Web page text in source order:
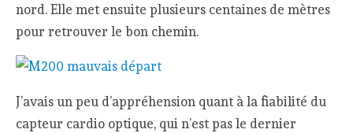
nord. Elle met ensuite plusieurs centaines de mètres
pour retrouver le bon chemin.
J’avais un peu d’appréhension quant à la fiabilité du
capteur cardio optique, qui n’est pas le dernier